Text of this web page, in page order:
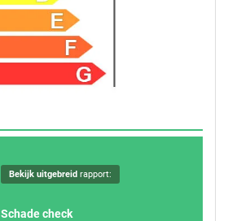
Bekijk uitgebreidrapport:
Schade check